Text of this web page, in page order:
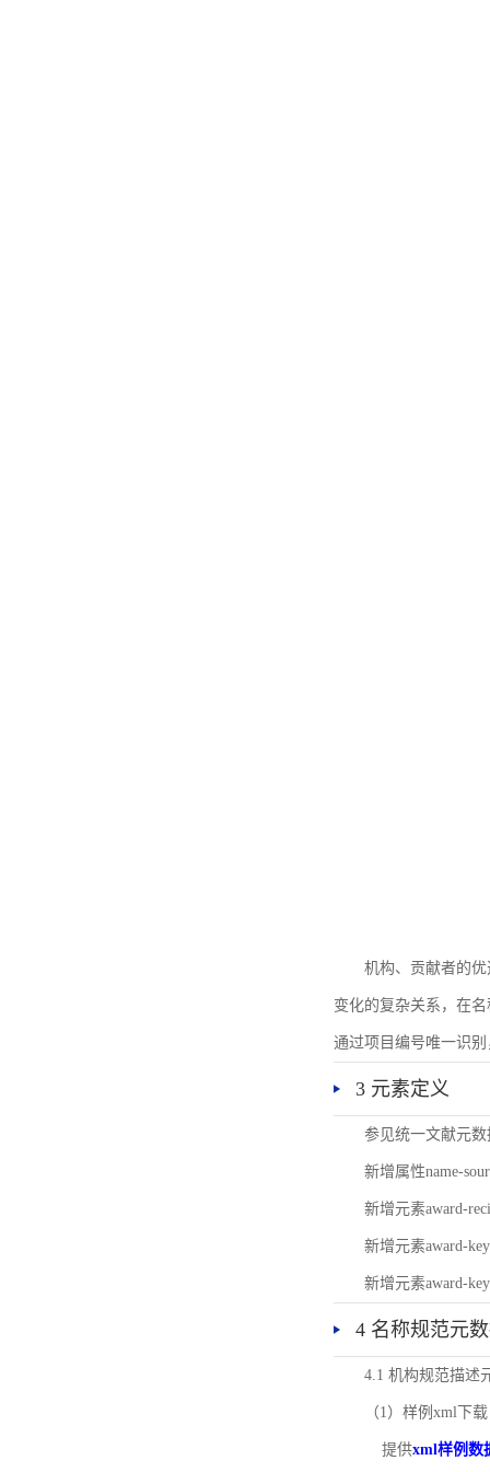
机构、贡献者的
变化的复杂关系，在
通过项目编号唯一识
3 元素定义
参见统一文献元
新增属性name-
新增元素award-
新增元素award-
新增元素award-
4 名称规范元
4.1 机构规范描述
（1）样例xml下载
提供xml样例数